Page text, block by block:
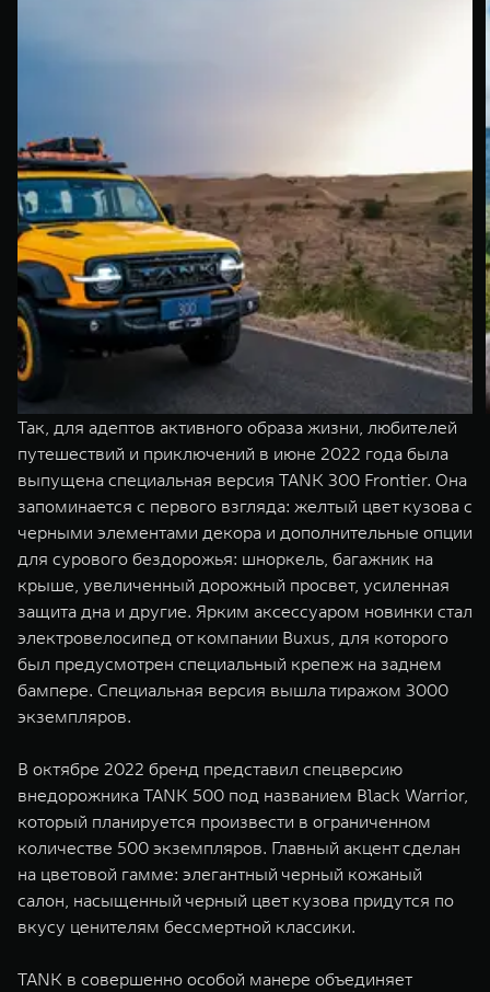
Так, для адептов активного образа жизни, любителей
путешествий и приключений в июне 2022 года была
выпущена специальная версия TANK 300 Frontier. Она
запоминается с первого взгляда: желтый цвет кузова с
черными элементами декора и дополнительные опции
для сурового бездорожья: шноркель, багажник на
крыше, увеличенный дорожный просвет, усиленная
защита дна и другие. Ярким аксессуаром новинки стал
электровелосипед от компании Buxus, для которого
был предусмотрен специальный крепеж на заднем
бампере. Специальная версия вышла тиражом 3000
экземпляров.
В октябре 2022 бренд представил спецверсию
внедорожника TANK 500 под названием Black Warrior,
который планируется произвести в ограниченном
количестве 500 экземпляров. Главный акцент сделан
на цветовой гамме: элегантный черный кожаный
салон, насыщенный черный цвет кузова придутся по
вкусу ценителям бессмертной классики.
TANK в совершенно особой манере объединяет